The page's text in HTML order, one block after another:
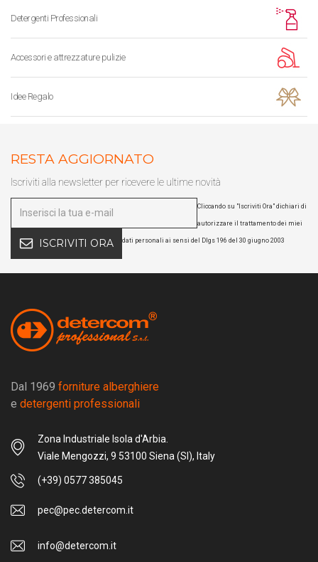
Detergenti Professionali
Accessori e attrezzature pulizie
Idee Regalo
RESTA AGGIORNATO
Iscriviti alla newsletter per ricevere le ultime novità
ISCRIVITI ORA
Cliccando su "Iscriviti Ora" dichiari di
autorizzare il trattamento dei miei
dati personali ai sensi del Dlgs 196 del 30 giugno 2003
Dal 1969 forniture alberghiere
e detergenti professionali
Zona Industriale Isola d'Arbia.
Viale Mengozzi, 9 53100 Siena (SI), Italy
(+39) 0577 385045
pec@pec.detercom.it
info@detercom.it